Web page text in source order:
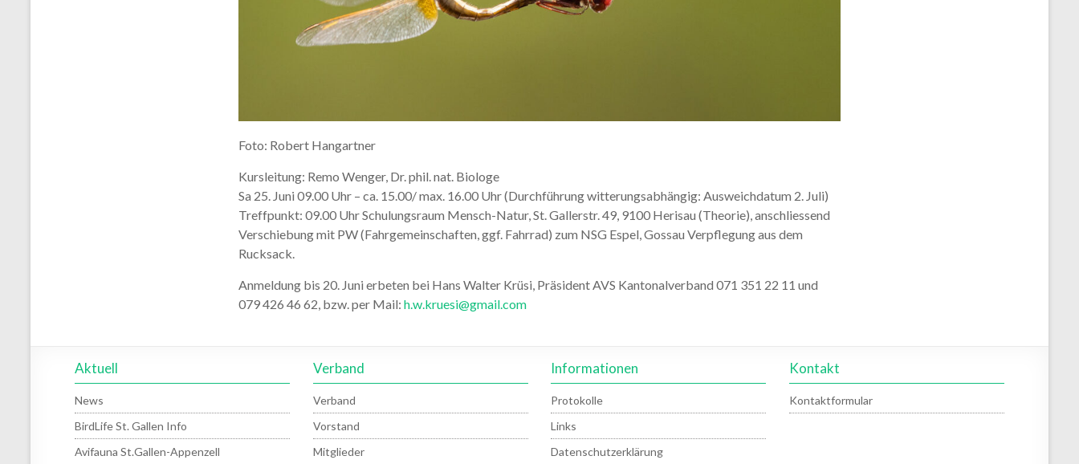
Foto: Robert Hangartner
Kursleitung: Remo Wenger, Dr. phil. nat. Biologe
Sa 25. Juni 09.00 Uhr – ca. 15.00/ max. 16.00 Uhr (Durchführung witterungsabhängig: Ausweichdatum 2. Juli)
Treffpunkt: 09.00 Uhr Schulungsraum Mensch-Natur, St. Gallerstr. 49, 9100 Herisau (Theorie), anschliessend
Verschiebung mit PW (Fahrgemeinschaften, ggf. Fahrrad) zum NSG Espel, Gossau Verpflegung aus dem
Rucksack.
Anmeldung bis 20. Juni erbeten bei Hans Walter Krüsi, Präsident AVS Kantonalverband 071 351 22 11 und
079 426 46 62, bzw. per Mail: h.w.kruesi@gmail.com
Aktuell
News
BirdLife St. Gallen Info
Avifauna St.Gallen-Appenzell
Verband
Verband
Vorstand
Mitglieder
Informationen
Protokolle
Links
Datenschutzerklärung
Kontakt
Kontaktformular